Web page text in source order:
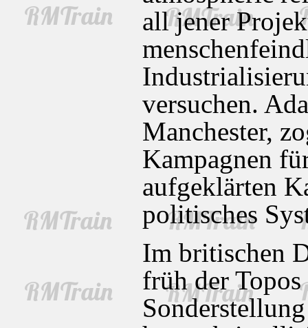
all jener
versuchen.
Manchester,
Kampagnen
aufgeklärten
politisches
Im britischen
früh der